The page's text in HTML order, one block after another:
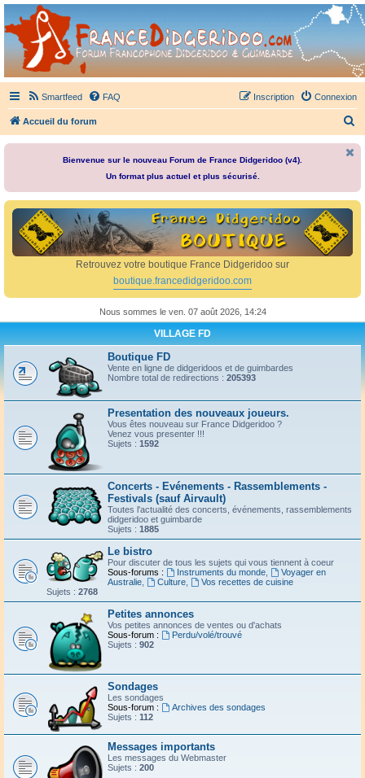
France Didgeridoo
Didgeridoo et Guimbarde sur France Didgeridoo - retrouvez la communauté.
Smartfeed FAQ Connexion
Inscription
Accueil du forum
e
r
Bienvenue sur le nouveau Forum de France Didgeridoo (v4).
Un format plus actuel et plus sécurisé.
Retrouvez votre boutique France Didgeridoo sur
boutique.francedidgeridoo.com
Nous sommes le ven. 07 août 2026, 14:24
VILLAGE FD
Boutique FD
Vente en ligne de didgeridoos et de guimbardes
Nombre total de redirections : 205393
Presentation des nouveaux joueurs.
Vous êtes nouveau sur France Didgeridoo ?
Venez vous presenter !!!
Sujets : 1592
Concerts - Evénements - Rassemblements -
Festivals (sauf Airvault)
Toutes l'actualité des concerts, événements, rassemblements
didgeridoo et guimbarde
Sujets : 1885
Le bistro
Pour discuter de tous les sujets qui vous tiennent à coeur
Sous-forums :
Instruments du monde,
Voyager en
Australie
Culture,
Vos recettes de cuisine
Sujets : 2768
Petites annonces
Vos petites annonces de ventes ou d'achats
Sous-forum :
Perdu/volé/trouvé
Sujets : 902
Sondages
Les sondages
Sous-forum :
Archives des sondages
Sujets : 112
Messages importants
Les messages du Webmaster
Sujets : 200